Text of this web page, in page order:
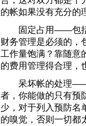
的帐如果没有充分的
固定占用——包括
财务管理是必须的，
工作量饱满？靠随意
的费用管理得合理，
呆坏帐的处理——
者，你能做的只有预
少，对于列入预防名
的嗅觉，否则一切都